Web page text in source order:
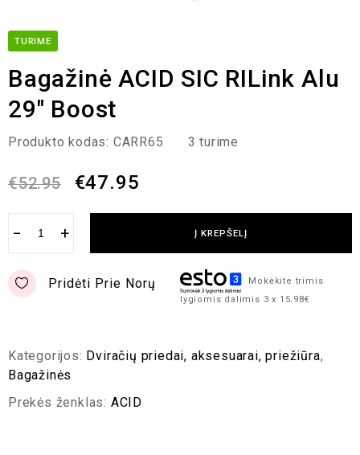
TURIME
Bagažinė ACID SIC RILink Alu
29″ Boost
Produkto kodas: CARR65 3 turime
€52.95 €47.95
− + Į KREPŠELĮ
Pridėti Prie Norų
Mokėkite trimis
lygiomis dalimis 3 x 15.98€
Kategorijos: Dviračių priedai, aksesuarai, priežiūra,
Bagažinės
Prekės ženklas: ACID